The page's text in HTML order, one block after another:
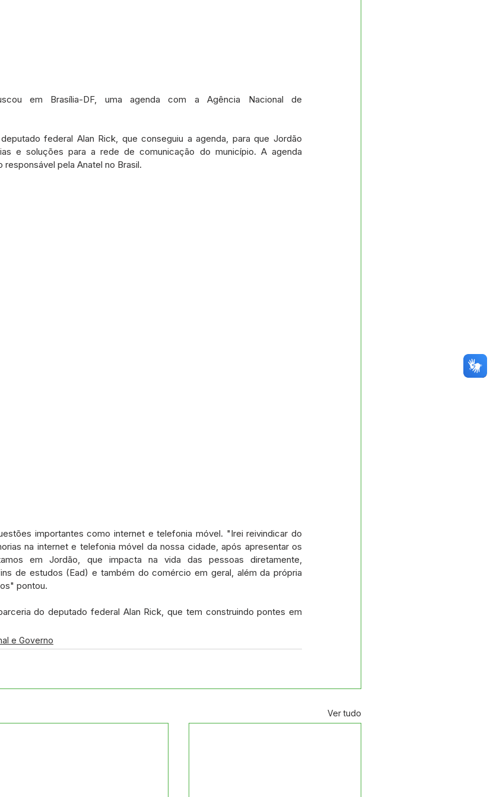
em Brasília-DF, uma agenda com a Agência Nacional de
federal Alan Rick, que conseguiu a agenda, para que Jordão
e soluções para a rede de comunicação do município. A agenda
pela Anatel no Brasil.
importantes como internet e telefonia móvel. "Irei reivindicar do
na internet e telefonia móvel da nossa cidade, após apresentar os
em Jordão, que impacta na vida das pessoas diretamente,
de estudos (Ead) e também do comércio em geral, além da própria
pontou.
do deputado federal Alan Rick, que tem construindo pontes em
e Governo
Ver tudo